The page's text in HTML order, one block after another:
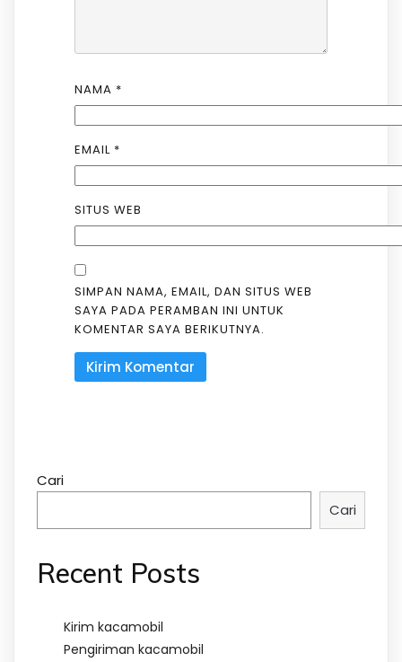
NAMA *
EMAIL *
SITUS WEB
SIMPAN NAMA, EMAIL, DAN SITUS WEB
SAYA PADA PERAMBAN INI UNTUK
KOMENTAR SAYA BERIKUTNYA.
Cari
Cari
Recent Posts
Kirim kacamobil
Pengiriman kacamobil